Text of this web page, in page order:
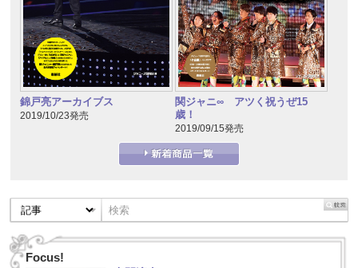
錦戸亮アーカイブス
2019/10/23発売
関ジャニ∞ アツく祝うぜ15
歳！
2019/09/15発売
Focus!